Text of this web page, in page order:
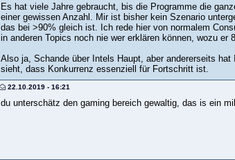
Es hat viele Jahre gebraucht, bis die Programme die
einer gewissen Anzahl. Mir ist bisher kein Szenario
das bei >90% gleich ist. Ich rede hier von normalem
in anderen Topics noch nie wer erklären können, wozu
Also ja, Schande über Intels Haupt, aber andererseits
sieht, dass Konkurrenz essenziell für Fortschritt ist.
22.10.2019 - 16:21
du unterschätz den gaming bereich gewaltig, das is ein